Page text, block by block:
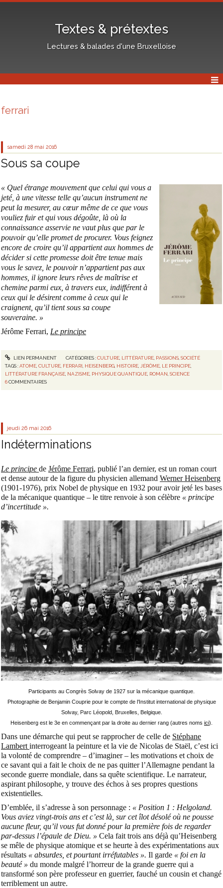
Textes & prétextes
Lectures & balades d'une Bruxelloise
ferrari
samedi 28 mai 2016
Sous sa coupe
« Quel étrange mouvement que celui qui vous a
jeté, à une vitesse telle qu’aucun instrument ne
peut la mesurer, au cœur même de ce que vous
vouliez fuir et qui vous dégoûte, là où la
connaissance asservie ne vaut plus que par le
pouvoir qu’elle promet de procurer. Vous feignez
encore de croire qu’il appartient aux hommes de
décider si cette promesse doit être tenue mais
vous le savez, le pouvoir n’appartient pas aux
hommes, il ignore leurs rêves de maîtrise et
chemine parmi eux, à travers eux, indifférent à
ceux qui le désirent comme à ceux qui le
craignent, qu’il tient sous sa coupe
souveraine. »
Jérôme Ferrari, Le principe
LIEN PERMANENT CATÉGORIES :CULTURE, LITTÉRATURE, PASSIONS, SOCIÉTÉ
TAGS :ATOME ,CULTURE FERRARI HEISENBERG HISTOIRE JÉRÔME LE PRINCIPE
LITTÉRATURE FRANÇAISE NAZISME PHYSIQUE QUANTIQUE ROMAN ,SCIENCE
6COMMENTAIRES
jeudi 26 mai 2016
Indéterminations
Le principe de Jérôme Ferrari, publié l’an dernier, est un roman court
et dense autour de la figure du physicien allemand Werner Heisenberg
(1901-1976), prix Nobel de physique en 1932 pour avoir jeté les bases
de la mécanique quantique – le titre renvoie à son célèbre « principe
d’incertitude ».
Participants au Congrès Solvay de 1927 sur la mécanique quantique.
Photographie de Benjamin Couprie pour le compte de l'Institut international de physique
Solvay, Parc Léopold, Bruxelles, Belgique.
Heisenberg est le 3e en commençant par la droite au dernier rang (autres noms ici).
Dans une démarche qui peut se rapprocher de celle de Stéphane
Lambertinterrogeant la peinture et la vie de Nicolas de Staël, c’est ici
la volonté de comprendre – d’imaginer – les motivations et choix de
ce savant qui a fait le choix de ne pas quitter l’Allemagne pendant la
seconde guerre mondiale, dans sa quête scientifique. Le narrateur,
aspirant philosophe, y trouve des échos à ses propres questions
existentielles.
D’emblée, il s’adresse à son personnage : « Position 1 : Helgoland.
Vous aviez vingt-trois ans et c’est là, sur cet îlot désolé où ne pousse
aucune fleur, qu’il vous fut donné pour la première fois de regarder
par-dessus l’épaule de Dieu. » Cela fait trois ans déjà qu’Heisenberg
se mêle de physique atomique et se heurte à des expérimentations aux
résultats « absurdes, et pourtant irréfutables ». Il garde « foi en la
beauté » du monde malgré l’horreur de la grande guerre qui a
transformé son père professeur en guerrier, fauché un cousin et changé
terriblement un autre.